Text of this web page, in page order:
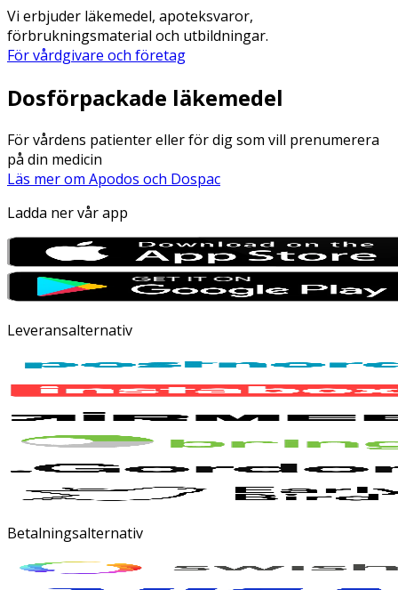
Vi erbjuder läkemedel, apoteksvaror,
förbrukningsmaterial och utbildningar.
För vårdgivare och företag
Dosförpackade läkemedel
För vårdens patienter eller för dig som vill prenumerera
på din medicin
Läs mer om Apodos och Dospac
Ladda ner vår app
Leveransalternativ
Betalningsalternativ